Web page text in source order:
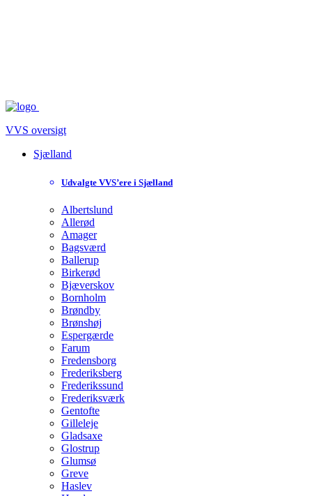
VVS oversigt
Sjælland
Udvalgte VVS’ere i Sjælland
Albertslund
Allerød
Amager
Bagsværd
Ballerup
Birkerød
Bjæverskov
Bornholm
Brøndby
Brønshøj
Espergærde
Farum
Fredensborg
Frederiksberg
Frederikssund
Frederiksværk
Gentofte
Gilleleje
Gladsaxe
Glostrup
Glumsø
Greve
Haslev